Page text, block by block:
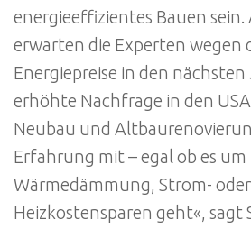
energieeffizientes Bauen sein.
erwarten die Experten wegen
Energiepreise in den
erhöhte Nachfrage in den
Neubau und
Erfahrung mit – egal ob es um
Wärmedämmung, Strom- oder
Heizkostensparen geht«, sagt